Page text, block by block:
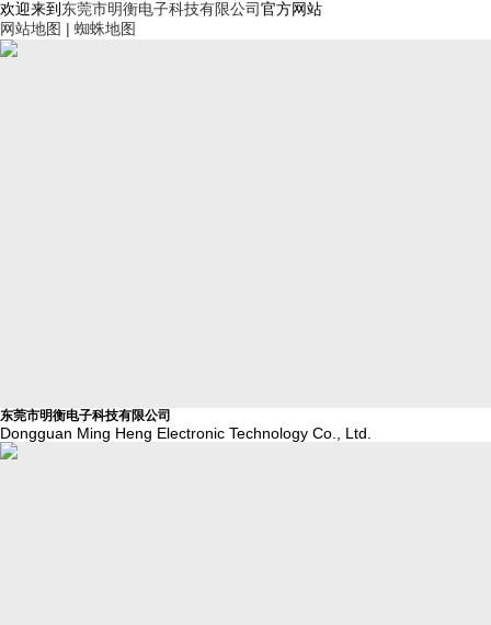
欢迎来到 东莞市明衡电子科技有限公司官方网站
网站地图 | 蜘蛛地图
东莞市明衡电子科技有限公司
Dongguan Ming Heng Electronic Technology Co., Ltd.